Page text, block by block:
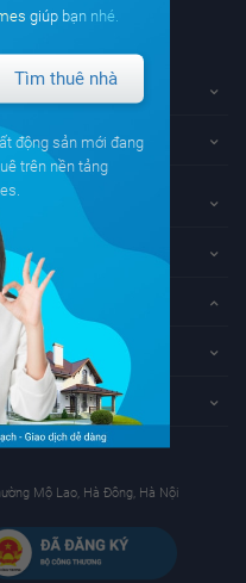
Mộ Lao, Hà Đông, Hà Nội
giúp bạn nhé.
Tìm thuê nhà
động sản mới đang
trên nền tảng